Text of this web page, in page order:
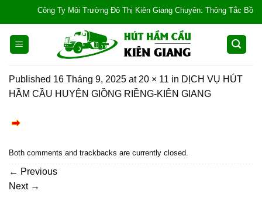
content
Công Ty Môi Trường Đô Thị Kiên Giang Chuyên: Thông Tắc Bồn
Published 16 Tháng 9, 2025 at 20 × 11 in DỊCH VỤ HÚT
HẦM CẦU HUYỆN GIỒNG RIỀNG-KIÊN GIANG
Both comments and trackbacks are currently closed.
← Previous
Next →